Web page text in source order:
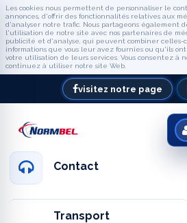
Les cookies nous permettent de personnaliser le
annonces, d'offrir des fonctionnalités relatives aux
d'analyser notre trafic. Nous partageons également
l'utilisation de notre site avec nos partenaires de
publicité et d'analyse, qui peuvent combiner celles-
informations que vous leur avez fournies ou qu'ils
votre utilisation de leurs services. Vous consentez à
continuez à utiliser notre site Web.
visitez notre page
Contact
Transport